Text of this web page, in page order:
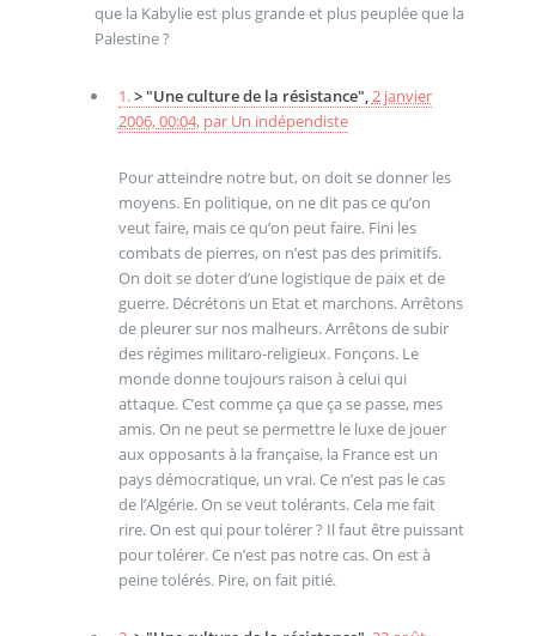
que la Kabylie est plus grande et plus peuplée que la
Palestine ?
1.> "Une culture de la résistance", 2 janvier
2006, 00:04, par Un indépendiste
Pour atteindre notre but, on doit se donner les
moyens. En politique, on ne dit pas ce qu’on
veut faire, mais ce qu’on peut faire. Fini les
combats de pierres, on n’est pas des primitifs.
On doit se doter d’une logistique de paix et de
guerre. Décrétons un Etat et marchons. Arrêtons
de pleurer sur nos malheurs. Arrêtons de subir
des régimes militaro-religieux. Fonçons. Le
monde donne toujours raison à celui qui
attaque. C’est comme ça que ça se passe, mes
amis. On ne peut se permettre le luxe de jouer
aux opposants à la française, la France est un
pays démocratique, un vrai. Ce n’est pas le cas
de l’Algérie. On se veut tolérants. Cela me fait
rire. On est qui pour tolérer ? Il faut être puissant
pour tolérer. Ce n’est pas notre cas. On est à
peine tolérés. Pire, on fait pitié.